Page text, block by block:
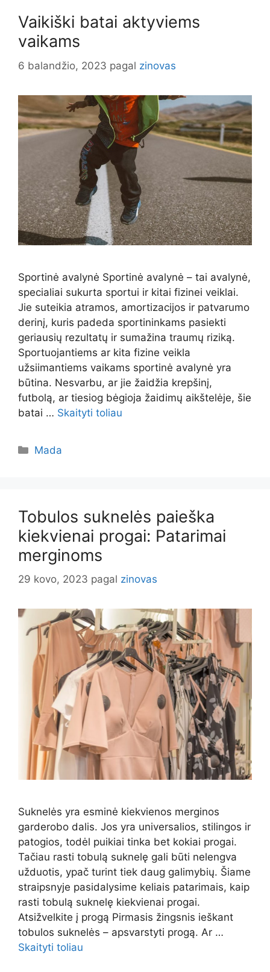
Vaikiški batai aktyviems
vaikams
6 balandžio, 2023 pagal zinovas
Sportinė avalynė Sportinė avalynė – tai avalynė,
specialiai sukurta sportui ir kitai fizinei veiklai.
Jie suteikia atramos, amortizacijos ir patvarumo
derinį, kuris padeda sportininkams pasiekti
geriausių rezultatų ir sumažina traumų riziką.
Sportuojantiems ar kita fizine veikla
užsiimantiems vaikams sportinė avalynė yra
būtina. Nesvarbu, ar jie žaidžia krepšinį,
futbolą, ar tiesiog bėgioja žaidimų aikštelėje, šie
batai … Skaityti toliau
Kategorijos
Mada
Tobulos suknelės paieška
kiekvienai progai: Patarimai
merginoms
29 kovo, 2023 pagal zinovas
Suknelės yra esminė kiekvienos merginos
garderobo dalis. Jos yra universalios, stilingos ir
patogios, todėl puikiai tinka bet kokiai progai.
Tačiau rasti tobulą suknelę gali būti nelengva
užduotis, ypač turint tiek daug galimybių. Šiame
straipsnyje pasidalysime keliais patarimais, kaip
rasti tobulą suknelę kiekvienai progai.
Atsižvelkite į progą Pirmasis žingsnis ieškant
tobulos suknelės – apsvarstyti progą. Ar …
Skaityti toliau